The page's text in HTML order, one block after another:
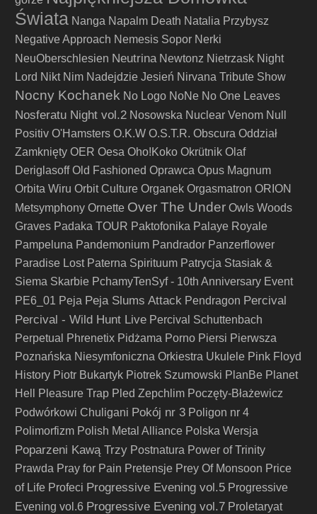
Świata Nanga Napalm Death Natalia Przybysz
Negative Approach Nemesis Sopor Nerki
NeuOberschlesien Neutrina Newtonz Nietrzask Night
Lord Nikt Nim Nadejdzie Jesień Nirvana Tribute Show
Nocny Kochanek No Logo NoNe No One Leaves
Nosferatu Night vol.2 Nosowska Nuclear Venom Null
Positiv O'Hamsters O.K.W O.S.T.R. Obscura Oddział
Zamknięty OER Oesa Oho!Koko Okrütnik Olaf
Deriglasoff Old Fashioned Oprawca Opus Magnum
Orbita Wiru Orbit Culture Organek Orgasmatron ORION
Metsymphony Ornette Over The Under Owls Woods
Graves Padaka TOUR Paktofonika Palaye Royale
Pampeluna Pandemonium Pandrador Panzerflower
Paradise Lost Paterna Spirituum Patrycja Stasiak &
Siema Skarbie PchamyTenSyf - 10th Anniversary Event
PE6_01 Peja Peja Slums Attack Pendragon Percival
Percival - Wild Hunt Live Percival Schuttenbach
Perpetual
Phrenetix Pidżama Porno Piersi Pierwsza
Poznańska Niesymfoniczna Orkiestra Ukulele Pink Floyd
History Piotr Bukartyk Piotrek Szumowski PlanBe Planet
Hell
Pleasure Trap Pled Zepchlim Poczęty-Błażewicz
Podwórkowi Chuligani Pokój nr 3 Poligon nr 4
Polimorfizm Polish Metal Alliance Polska Wersja
Poparzeni Kawą Trzy Postnatura Power of Trinity
Prawda Pray for Pain Pretensje Prey Of Monsoon Price
of Life Profeci Progressive Evening vol.5 Progressive
Evening vol.6 Progressive Evening vol.7 Proletaryat